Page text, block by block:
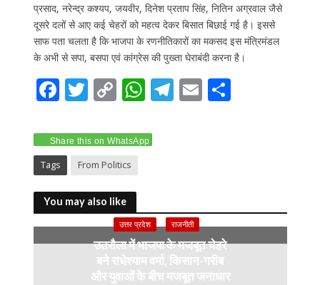
प्रसाद, नरेन्द्र कश्यप, जयवीर, दिनेश प्रताप सिंह, नितिन अग्रवाल जैसे
दूसरे दलों से आए कई चेहरों को महत्व देकर बिसात बिछाई गई है। इससे
साफ पता चलता है कि भाजपा के रणनीतिकारों का मकसद इस मंत्रिमंडल
के अभी से सपा, बसपा एवं कांग्रेस की पुख्ता घेराबंदी करना है।
F
e
b
o
o
k
T
itt
er
C
p
y
Li
n
k
W
at
p
T E S
Share this on WhatsApp
Tags From Politics
You may also like
उत्तर प्रदेश राजनीती
उतरौला में भाजपा के मजबूत चेहरे
बने राधेश्याम वर्मा, किसान-गरीब
और युवाओं के बीच मजबूत जनाधार